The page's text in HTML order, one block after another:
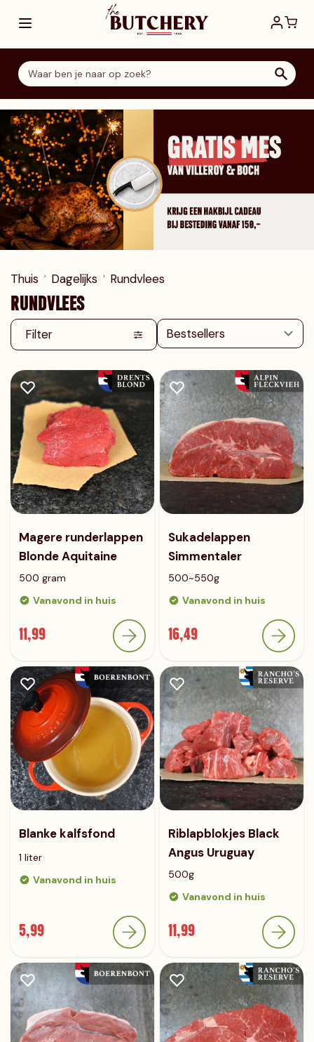
Thuis Dagelijks Rundvlees
RUNDVLEES
Filter
Magere runderlappen
Blonde Aquitaine
500 gram
Vanavond in huis
11,99
Sukadelappen
Simmentaler
500~550g
Vanavond in huis
16,49
Blanke kalfsfond
1 liter
Vanavond in huis
5,99
Riblapblokjes Black
Angus Uruguay
500g
Vanavond in huis
11,99